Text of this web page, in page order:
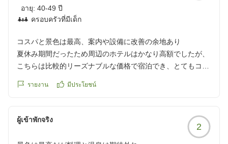
อายุ: 40-49 ปี
ครอบครัวที่มีเด็ก
コスパと景色は最高、案内や設備に改善の余地あり
夏休み期間だったため周辺のホテルはかなり高額でしたが、
こちらは比較的リーズナブルな価格で宿泊でき、とてもコス
ても癒やされました。
気になった点がいくつかあります。2泊しましたが、夕食バ
รายงาน มีประโยชน์
ผู้เข้าพักจริง
2